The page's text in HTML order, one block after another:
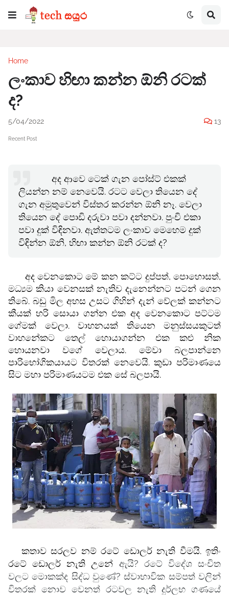
Home
ලංකාව හිඟා කන්න ඕනි රටක්
ද?
5/04/2022 13
Recent Post
අද ආවෙ ටෙක් ගැන පෝස්ට් එකක්
ලියන්න නම් නෙවෙයි. රටට වෙලා තියෙන දේ
ගැන අමුතුවෙන් විස්තර කරන්න ඕනි නෑ. වෙලා
තියෙන දේ පොඩි දරුවා පවා දන්නවා. පුංචි එකා
පවා දුක් විඳිනවා. ඇත්තටම ලංකාව මෙහෙම දුක්
විඳින්න ඕනි, හිඟා කන්න ඕනි රටක් ද?
අද වෙනකොට මේ කන කට්ට දුප්පත්, පොහොසත්,
මධ්‍යම කියා වෙනසක් නැතිව දැනෙන්නට පටන් ගෙන
තිබේ. බඩු මිල අහස උසට ගිහින් දැන් වේලක් කන්නට
කීයක් හරි සොයා ගන්න එක අද වෙනකොට පට්ටම
ගේමක් වෙලා. වාහනයක් තියෙන මනුස්සයකුටත්
වාහනේකට තෙල් හොයාගන්න එක කළු නික
හොයනවා වගේ වෙලාය. මේවා බලපාන්නෙ
පාරිභෝගිකයායට විතරක් නෙවෙයි. කුඩා පරිමාණයෙ
සිට මහා පරිමාණයටම එක සේ බලපායි.
කතාව සරලව නම් රටේ ඩොලර් නැති වීමයි. ඉතිං
රටේ ඩොලර් නැති උනේ ඇයි? රටේ විදේශ සංචිත
වලට මොකක්ද සිද්ධ වුණේ? ස්වාභාවික සම්පත් වලින්
විතරක් නොව වෙනත් රටවල නැති දුර්ලභ ගණයේ